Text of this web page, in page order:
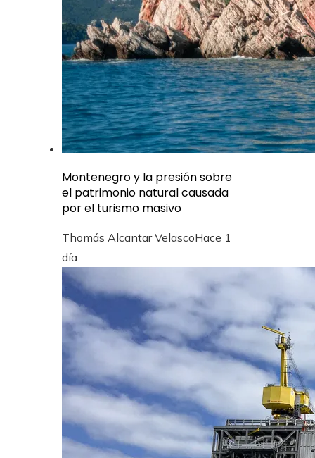
Montenegro y la presión sobre
el patrimonio natural causada
por el turismo masivo
Thomás Alcantar VelascoHace 1
día